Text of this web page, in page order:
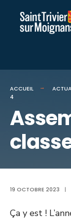
Aller
ACCUEIL
4
19 OCTOBRE 2023 |
Ça y est !
for: